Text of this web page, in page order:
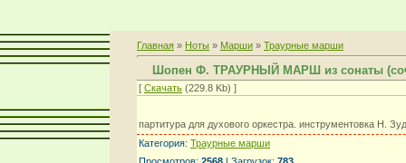
Главная » Ноты » Марши » Траурные марши
Шопен Ф. ТРАУРНЫЙ МАРШ из сонаты
[ Скачать (229.8 Kb) ]
партитура для духового оркестра. инструментовка Н.
Категория: Траурные марши